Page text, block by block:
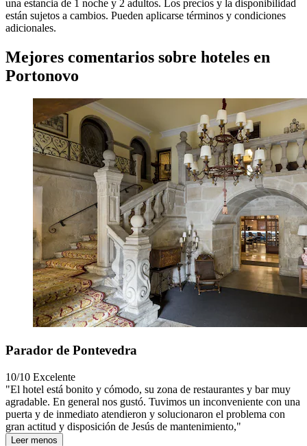
una estancia de 1 noche y 2 adultos. Los precios y la disponibilidad
están sujetos a cambios. Pueden aplicarse términos y condiciones
adicionales.
Mejores comentarios sobre hoteles en
Portonovo
Parador de Pontevedra
10/10 Excelente
"El hotel está bonito y cómodo, su zona de restaurantes y bar muy
agradable. En general nos gustó. Tuvimos un inconveniente con una
puerta y de inmediato atendieron y solucionaron el problema con
gran actitud y disposición de Jesús de mantenimiento,"
Leer menos